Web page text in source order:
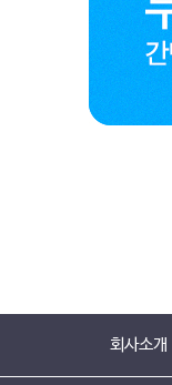
회사소개